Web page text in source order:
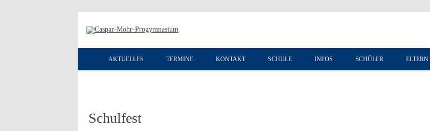
AKTUELLES TERMINE KONTAKT SCHULE INFOS SCHÜLER ELTERN
Schulfest